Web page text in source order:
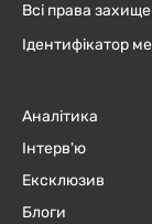
Всі права
Ідентифікатор
Аналітика
Інтерв'ю
Ексклюзив
Блоги